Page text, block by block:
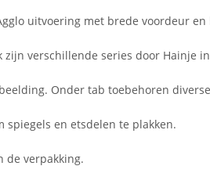
uitvoering met brede voordeur
zijn verschillende series door Hainje
Onder tab toebehoren
spiegels en etsdelen te plakken.
de verpakking.